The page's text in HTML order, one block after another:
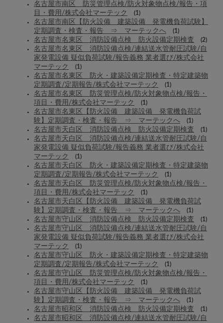
名古屋市南区 防災管理点検/防火対象物点検/報告・項
目・費用/株式会社マーテック
(1)
名古屋市南区【防火設備 建築設備 発電機負荷試験】
定期調査・検査・報告 ⇒ マーテックへ
(1)
名古屋市名東区 消防設備点検 防火設備定期検査 (2)
名古屋市名東区 消防設備点検/連結送水管耐圧試験/自
家発電設備 疑似負荷試験/報告義務 業者選び/株式会社
マーテック
(1)
名古屋市名東区 防火・建築設備定期検査・特定建築物
定期調査/定期報告/株式会社マーテック
(1)
名古屋市名東区 防災管理点検/防火対象物点検/報告・
項目・費用/株式会社マーテック
(1)
名古屋市名東区【防火設備 建築設備 発電機負荷試
験】定期調査・検査・報告 ⇒ マーテックへ
(1)
名古屋市天白区 消防設備点検 防火設備定期検査 (1)
名古屋市天白区 消防設備点検/連結送水管耐圧試験/自
家発電設備 疑似負荷試験/報告義務 業者選び/株式会社
マーテック
(1)
名古屋市天白区 防火・建築設備定期検査・特定建築物
定期調査/定期報告/株式会社マーテック
(1)
名古屋市天白区 防災管理点検/防火対象物点検/報告・
項目・費用/株式会社マーテック
(1)
名古屋市天白区【防火設備 建築設備 発電機負荷試
験】定期調査・検査・報告 ⇒ マーテックへ
(1)
名古屋市守山区 消防設備点検 防火設備定期検査 (1)
名古屋市守山区 消防設備点検/連結送水管耐圧試験/自
家発電設備 疑似負荷試験/報告義務 業者選び/株式会社
マーテック
(1)
名古屋市守山区 防火・建築設備定期検査・特定建築物
定期調査/定期報告/株式会社マーテック
(1)
名古屋市守山区 防災管理点検/防火対象物点検/報告・
項目・費用/株式会社マーテック
(1)
名古屋市守山区【防火設備 建築設備 発電機負荷試
験】定期調査・検査・報告 ⇒ マーテックへ
(1)
名古屋市昭和区 消防設備点検 防火設備定期検査 (1)
名古屋市昭和区 消防設備点検/連結送水管耐圧試験/自